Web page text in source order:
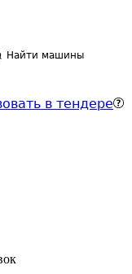
Найти машины
в тендере